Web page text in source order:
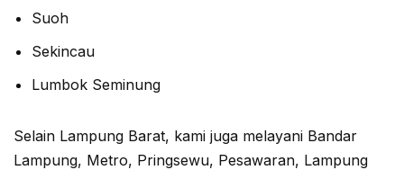
Suoh
Sekincau
Lumbok Seminung
Selain Lampung Barat, kami juga melayani Bandar
Lampung, Metro, Pringsewu, Pesawaran, Lampung